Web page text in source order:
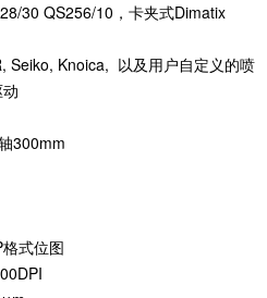
30 QS256/10， 卡夹式Dimatix
Seiko, Knoica, 以及用户自定义的喷
300mm
位图